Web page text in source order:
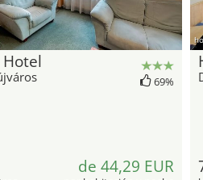
69%
de 44,29 EUR